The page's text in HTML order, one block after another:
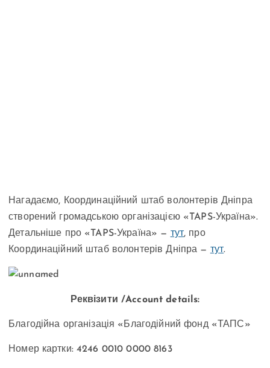
Нагадаємо, Координаційний штаб волонтерів Дніпра
створений громадською організацією «TAPS-Україна».
Детальніше про «TAPS-Україна» — тут, про
Координаційний штаб волонтерів Дніпра — тут.
Реквізити /Account details:
Благодійна організація «Благодійний фонд «ТАПС»
Номер картки: 4246 0010 0000 8163